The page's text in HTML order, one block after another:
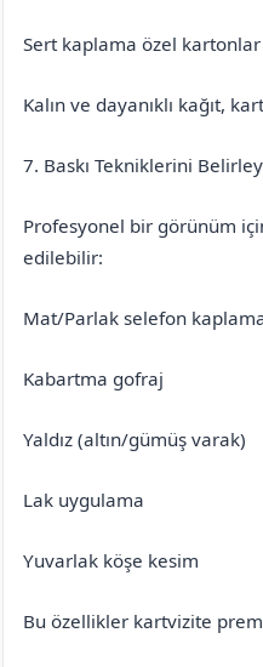
Sert kaplama özel kartonlar
Kalın ve dayanıklı kağıt,
7. Baskı Tekniklerini
Profesyonel bir görünüm
edilebilir:
Mat/Parlak selefon
Kabartma gofraj
Yaldız (altın/gümüş varak)
Lak uygulama
Yuvarlak köşe kesim
Bu özellikler kartvizite